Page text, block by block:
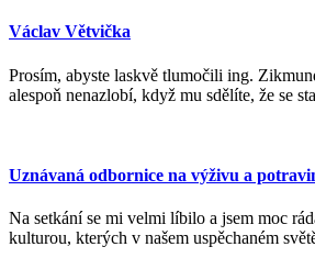
Václav Větvička
Prosím, abyste laskvě tlumočili ing.
alespoň nenazlobí, když mu sdělíte, že se
Uznávaná odbornice na výživu a
Na setkání se mi velmi líbilo a jsem moc
kulturou, kterých v našem uspěchaném